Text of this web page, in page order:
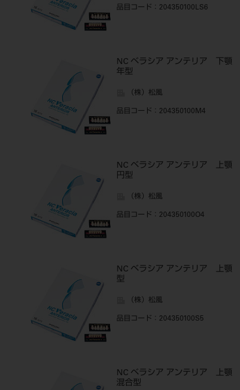
品目コード ：204350100LS6
NC ベラシア アンテリア 下
年型
（株）松風
品目コード ：204350100M4
NC ベラシア アンテリア 上
円型
（株）松風
品目コード ：204350100O4
NC ベラシア アンテリア 上
型
（株）松風
品目コード ：204350100S5
NC ベラシア アンテリア 上
混合型